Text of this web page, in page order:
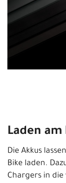
Laden am
Die Akkus
Bike laden.
Chargers in die